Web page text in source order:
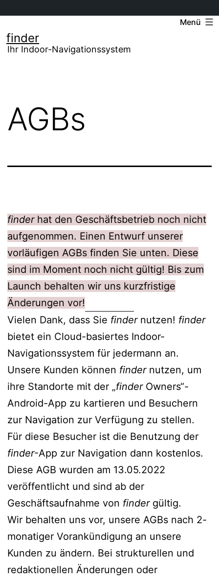
springen
finder
Ihr Indoor-Navigationssystem
Menü
AGBs
finderhat den Geschäftsbetrieb noch nicht
aufgenommen. Einen Entwurf unserer
vorläufigen AGBs finden Sie unten. Diese
sind im Moment noch nicht gültig! Bis zum
Launch behalten wir uns kurzfristige
Änderungen vor!
Vielen Dank, dass Sie findernutzen! finder
bietet ein Cloud-basiertes Indoor-
Navigationssystem für jedermann an.
Unsere Kunden können findernutzen, um
ihre Standorte mit der „finderOwners“-
Android-App zu kartieren und Besuchern
zur Navigation zur Verfügung zu stellen.
Für diese Besucher ist die Benutzung der
finder-App zur Navigation dann kostenlos.
Diese AGB wurden am 13.05.2022
veröffentlicht und sind ab der
Geschäftsaufnahme von findergültig.
Wir behalten uns vor, unsere AGBs nach 2-
monatiger Vorankündigung an unsere
Kunden zu ändern. Bei strukturellen und
redaktionellen Änderungen oder